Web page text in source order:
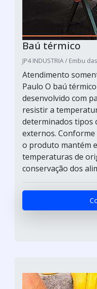
Baú térmico
JP4 INDUSTRIA / Embu
Atendimento
Paulo O baú
desenvolvido com
resistir a
determinados tipos
externos.
o produto mantém
temperaturas de
conservação dos